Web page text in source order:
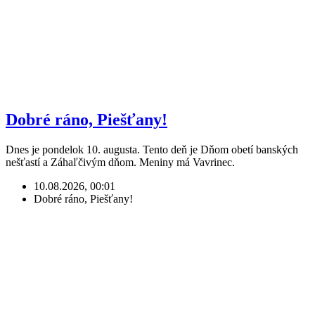
Dobré ráno, Piešťany!
Dnes je pondelok 10. augusta. Tento deň je Dňom obetí banských
nešťastí a Záhaľčivým dňom. Meniny má Vavrinec.
10.08.2026, 00:01
Dobré ráno, Piešťany!